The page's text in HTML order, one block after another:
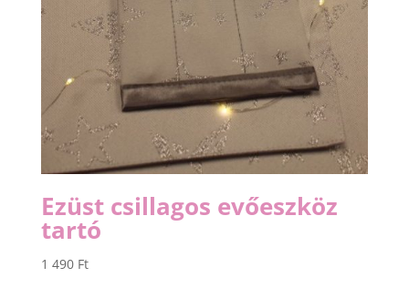
Ezüst csillagos evőeszköz
tartó
1 490 Ft